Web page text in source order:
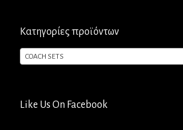
Κατηγορίες προϊόντων
COACH SETS
Like Us On Facebook